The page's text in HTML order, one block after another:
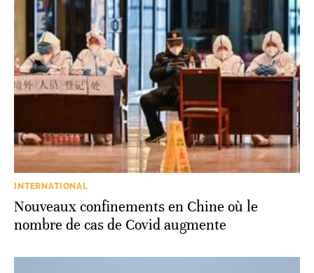
INTERNATIONAL
Nouveaux confinements en Chine où le
nombre de cas de Covid augmente